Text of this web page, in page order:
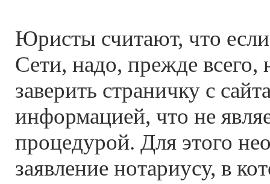
Юристы считают, что если
Сети, надо, прежде всего,
заверить страничку с
информацией, что не
процедурой. Для этого
заявление нотариусу, в